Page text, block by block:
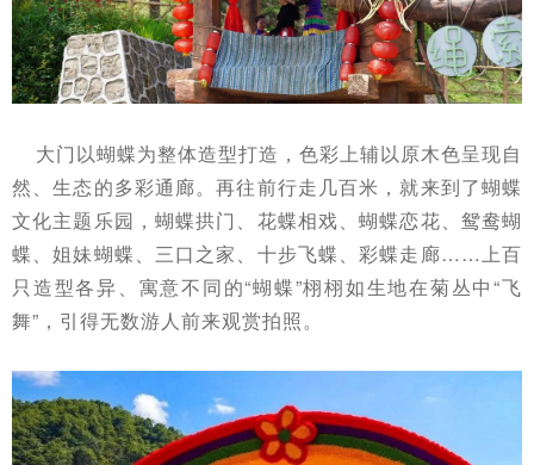
大门以蝴蝶为整体造型打造，色彩上辅以原木色呈现自
然、生态的多彩通廊。再往前行走几百米，就来到了蝴蝶
文化主题乐园，蝴蝶拱门、花蝶相戏、蝴蝶恋花、鸳鸯蝴
蝶、姐妹蝴蝶、三口之家、十步飞蝶、彩蝶走廊……上百
只造型各异、寓意不同的“蝴蝶”栩栩如生地在菊丛中“飞
舞”，引得无数游人前来观赏拍照。